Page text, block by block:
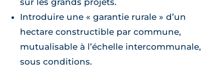
sur les grands projets.
Introduire une « garantie rurale » d’un
hectare constructible par commune,
mutualisable à l’échelle intercommunale,
sous conditions.